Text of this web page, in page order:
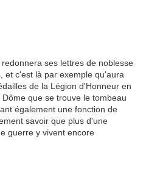
ses lettres de noblesse
et c'est là par exemple qu'aura
de la Légion d'Honneur en
que se trouve le tombeau
également une fonction de
savoir que plus d'une
guerre y vivent encore